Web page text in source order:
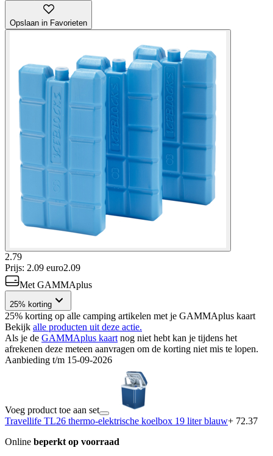
Opslaan in Favorieten
2.79
Prijs: 2.09 euro2.09
Met GAMMAplus
25% korting
25% korting op alle camping artikelen met je GAMMAplus kaart
Bekijk alle producten uit deze actie.
Als je de GAMMAplus kaart nog niet hebt kan je tijdens het
afrekenen deze meteen aanvragen om de korting niet mis te lopen.
Aanbieding t/m 15-09-2026
Voeg product toe aan set
Travellife TL26 thermo-elektrische koelbox 19 liter blauw+ 72.37
Online beperkt op voorraad